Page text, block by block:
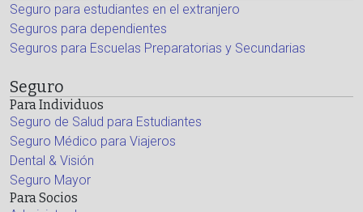
Seguro para estudiantes en el extranjero
Seguros para dependientes
Seguros para Escuelas Preparatorias y Secundarias
Seguro
Para Individuos
Seguro de Salud para Estudiantes
Seguro Médico para Viajeros
Dental & Visión
Seguro Mayor
Para Socios